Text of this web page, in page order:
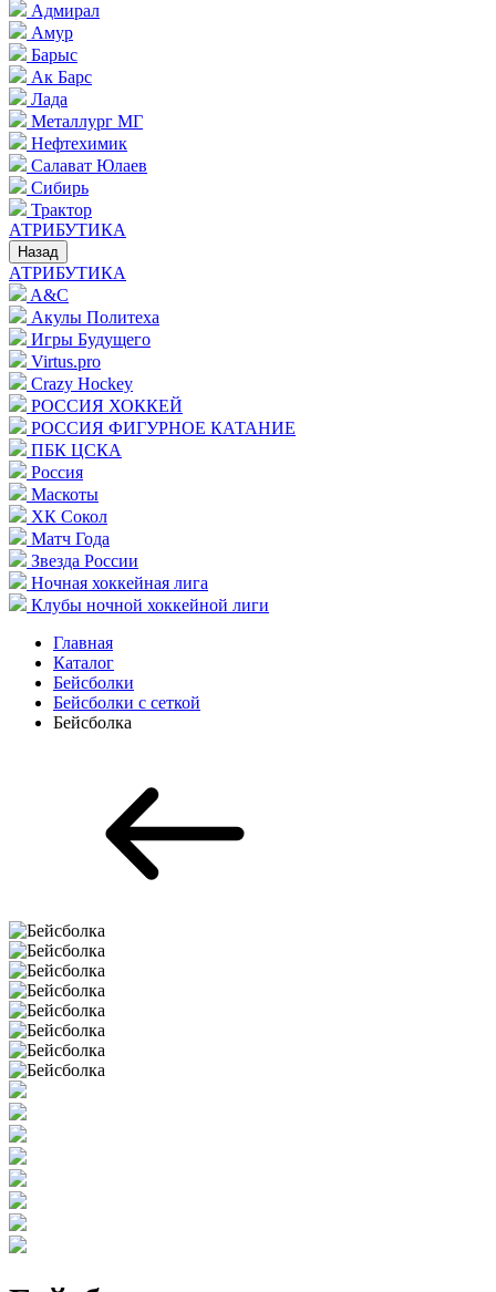
Адмирал
Амур
Барыс
Ак Барс
Лада
Металлург МГ
Нефтехимик
Салават Юлаев
Сибирь
Трактор
АТРИБУТИКА
Назад
АТРИБУТИКА
A&C
Акулы Политеха
Игры Будущего
Virtus.pro
Crazy Hockey
РОССИЯ ХОККЕЙ
РОССИЯ ФИГУРНОЕ КАТАНИЕ
ПБК ЦСКА
Россия
Маскоты
ХК Сокол
Матч Года
Звезда России
Ночная хоккейная лига
Клубы ночной хоккейной лиги
Главная
Каталог
Бейсболки
Бейсболки с сеткой
Бейсболка